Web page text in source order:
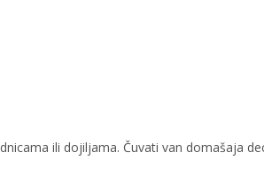
ili dojiljama. Čuvati van domašaja